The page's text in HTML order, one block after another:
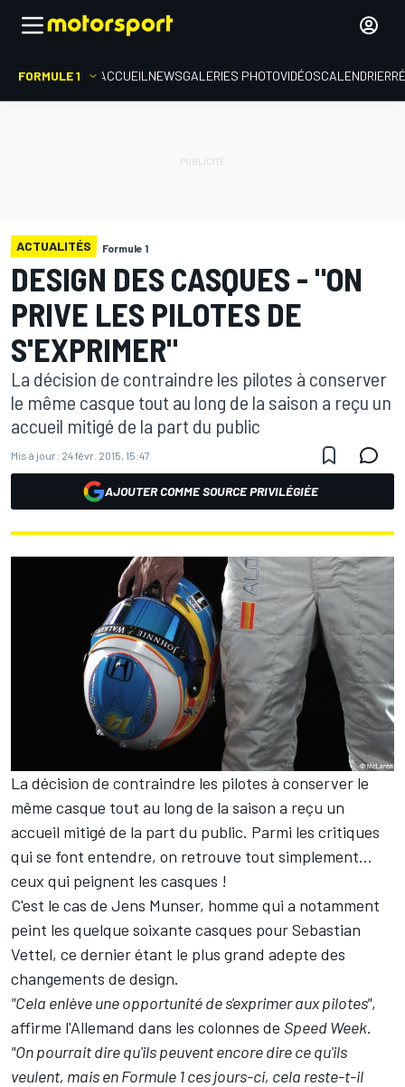
FORMULE 1 ACCUEIL NEWSGALERIES PHOTOVIDÉOSCALENDRIER
ACTUALITÉS Formule 1
DESIGN DES CASQUES - "ON
PRIVE LES PILOTES DE
S'EXPRIMER"
La décision de contraindre les pilotes à conserver
le même casque tout au long de la saison a reçu un
accueil mitigé de la part du public
Mis à jour: 24 févr. 2015, 15:47
AJOUTER COMME SOURCE PRIVILÉGIÉE
La décision de contraindre les pilotes à conserver le
même casque tout au long de la saison a reçu un
accueil mitigé de la part du public. Parmi les critiques
qui se font entendre, on retrouve tout simplement...
ceux qui peignent les casques !
C'est le cas de Jens Munser, homme qui a notamment
peint les quelque soixante casques pour Sebastian
Vettel, ce dernier étant le plus grand adepte des
changements de design.
"Cela enlève une opportunité de s'exprimer aux pilotes",
affirme l'Allemand dans les colonnes de Speed Week.
"On pourrait dire qu'ils peuvent encore dire ce qu'ils
veulent, mais en Formule 1 ces jours-ci, cela reste-t-il